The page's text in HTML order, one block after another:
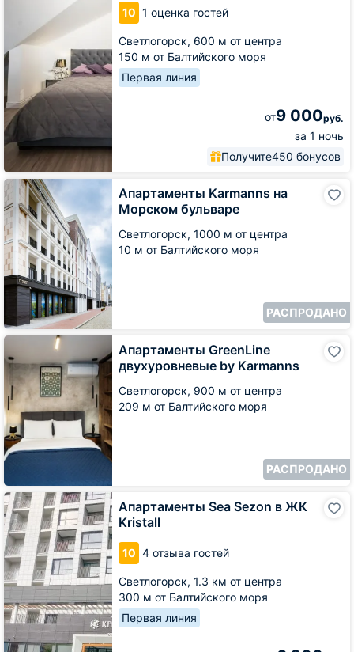
10 1 оценка гостей
Светлогорск, 600 м от центра
150 м от Балтийского моря
Первая линия
от9 000руб.
за 1 ночь
Получите450 бонусов
Апартаменты Karmanns на
Морском бульваре
Светлогорск, 1000 м от центра
10 м от Балтийского моря
РАСПРОДАНО
Апартаменты
Karmanns
на
Морском
бульваре
Апартаменты GreenLine
двухуровневые by Karmanns
Светлогорск, 900 м от центра
209 м от Балтийского моря
РАСПРОДАНО
Апартаменты
GreenLine
двухуровневые
by
Karmanns
Апартаменты Sea Sezon в ЖК
Kristall
10 4 отзыва гостей
Светлогорск, 1.3 км от центра
300 м от Балтийского моря
Первая линия
Апартаменты
Sea
Sezon
в
ЖК
Kristall